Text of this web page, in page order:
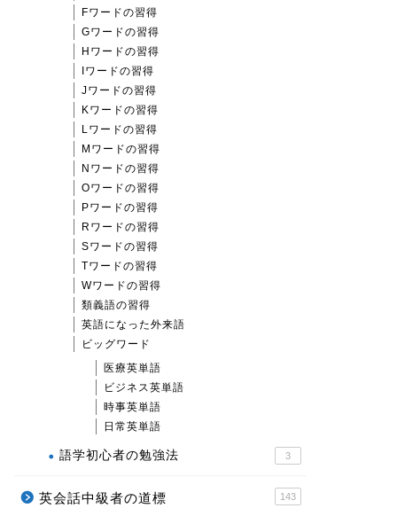
Fワードの習得
Gワードの習得
Hワードの習得
Iワードの習得
Jワードの習得
Kワードの習得
Lワードの習得
Mワードの習得
Nワードの習得
Oワードの習得
Pワードの習得
Rワードの習得
Sワードの習得
Tワードの習得
Wワードの習得
類義語の習得
英語になった外来語
ビッグワード
医療英単語
ビジネス英単語
時事英単語
日常英単語
語学初心者の勉強法 3
英会話中級者の道標 143